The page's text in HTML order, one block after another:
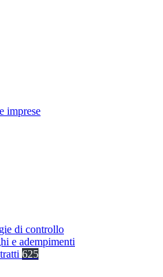
imprese
di controllo
e adempimenti
625